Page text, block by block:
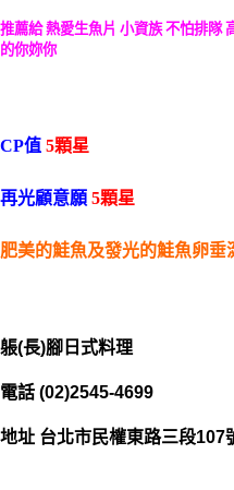
推薦給 熱愛生魚片 小資族 不怕排隊
的你妳你
CP值 5顆星
再光顧意願 5顆星
肥美的鮭魚及發光的鮭魚卵垂
躼(長)腳日式料理
電話 (02)2545-4699
地址 台北市民權東路三段107